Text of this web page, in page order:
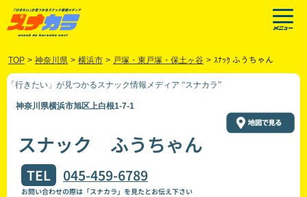
TOP > 神奈川県 > 横浜市 > 戸塚・東戸塚・保土ヶ谷 > ｽﾅｯｸ ふうちゃん
「行きたい」が見つかるスナック情報メディア “スナカラ”
神奈川県横浜市旭区上白根1-7-1
スナック ふうちゃん
TEL 045-459-6789
お問い合わせの際は「スナカラ」を見たとお伝え下さい